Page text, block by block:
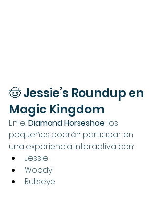
🤠 Jessie’s Roundup en
Magic Kingdom
En el Diamond Horseshoe, los
pequeños podrán participar en
una experiencia interactiva con:
Jessie
Woody
Bullseye